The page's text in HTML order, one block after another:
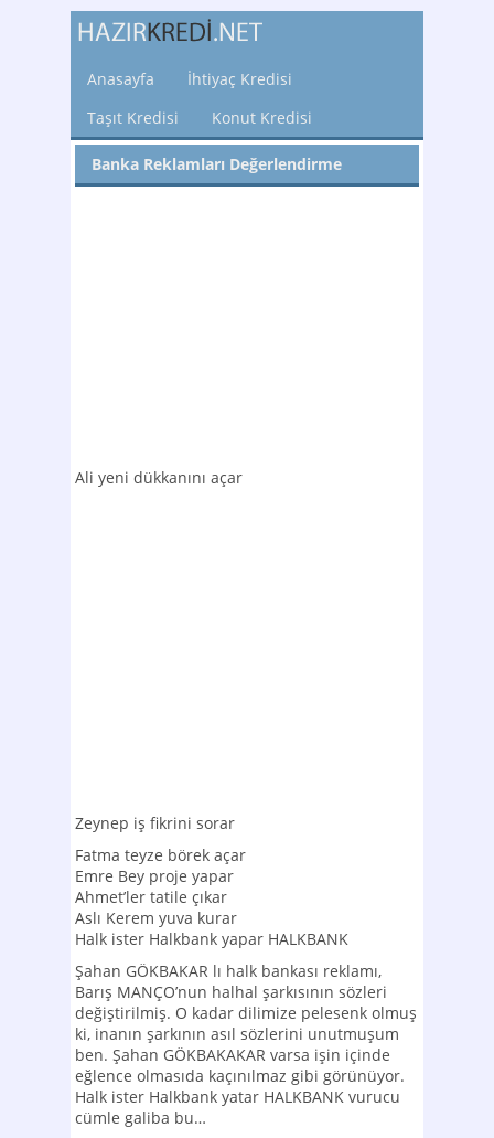
Anasayfa
İhtiyaç Kredisi
Taşıt Kredisi
Konut Kredisi
Banka Reklamları Değerlendirme
Ali yeni dükkanını açar
Zeynep iş fikrini sorar
Fatma teyze börek açar
Emre Bey proje yapar
Ahmet’ler tatile çıkar
Aslı Kerem yuva kurar
Halk ister Halkbank yapar HALKBANK
Şahan GÖKBAKAR lı halk bankası reklamı,
Barış MANÇO’nun halhal şarkısının sözleri
değiştirilmiş. O kadar dilimize pelesenk olmuş
ki, inanın şarkının asıl sözlerini unutmuşum
ben. Şahan GÖKBAKAKAR varsa işin içinde
eğlence olmasıda kaçınılmaz gibi görünüyor.
Halk ister Halkbank yatar HALKBANK vurucu
cümle galiba bu…